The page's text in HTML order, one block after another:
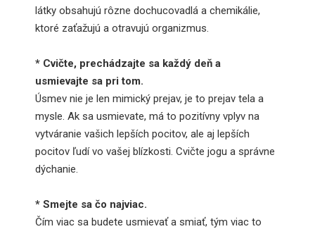
látky obsahujú rôzne dochucovadlá a chemikálie,
ktoré zaťažujú a otravujú organizmus.
* Cvičte, prechádzajte sa každý deň a
usmievajte sa pri tom.
Úsmev nie je len mimický prejav, je to prejav tela a
mysle. Ak sa usmievate, má to pozitívny vplyv na
vytváranie vašich lepších pocitov, ale aj lepších
pocitov ľudí vo vašej blízkosti. Cvičte jogu a správne
dýchanie.
* Smejte sa čo najviac.
Čím viac sa budete usmievať a smiať, tým viac to